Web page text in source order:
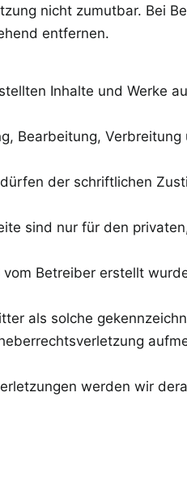
nicht zumutbar. Bei
entfernen.
Inhalte und Werke
Bearbeitung,
der schriftlichen
sind nur für den
Betreiber erstellt
als solche
werden wir